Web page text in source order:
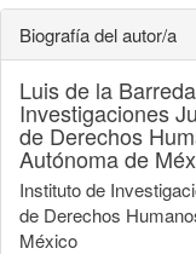
Biografía del autor/a
Luis de la
Investigaciones
de Derechos
Autónoma de
Instituto de
de Derechos
México